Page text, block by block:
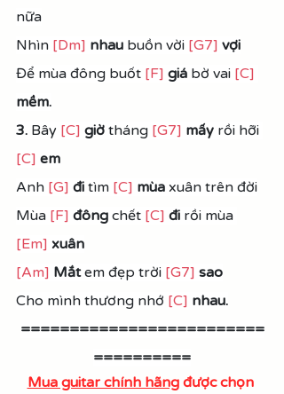
nữa
Nhìn [Dm] nhau buồn vời [G7] vợi
Để mùa đông buốt [F] giá bờ vai [C]
mềm.
3. Bây [C] giờ tháng [G7] mấy rồi hỡi
[C] em
Anh [G] đi tìm [C] mùa xuân trên đời
Mùa [F] đông chết [C] đi rồi mùa
[Em] xuân
[Am] Mắt em đẹp trời [G7] sao
Cho mình thương nhớ [C] nhau.
=========================
==========
Mua guitar chính hãng được chọn